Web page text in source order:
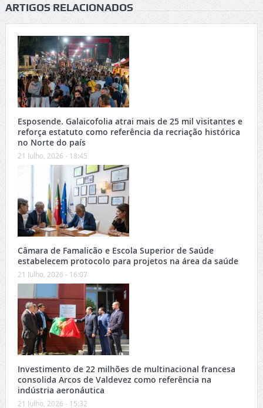
ARTIGOS RELACIONADOS
Esposende. Galaicofolia atrai mais de 25 mil visitantes e
reforça estatuto como referência da recriação histórica
no Norte do país
21 Julho, 2026 - 18:45
Câmara de Famalicão e Escola Superior de Saúde
estabelecem protocolo para projetos na área da saúde
21 Julho, 2026 - 16:07
Investimento de 22 milhões de multinacional francesa
consolida Arcos de Valdevez como referência na
indústria aeronáutica
21 Julho, 2026 - 15:32